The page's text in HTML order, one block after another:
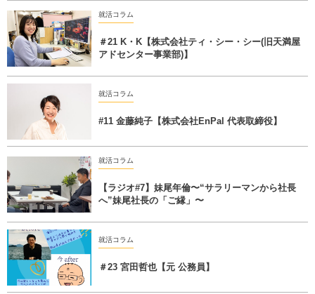
就活コラム
＃21 K・K【株式会社ティ・シー・シー(旧天満屋
アドセンター事業部)】
就活コラム
#11 金藤純子【株式会社EnPal 代表取締役】
就活コラム
【ラジオ#7】妹尾年倫〜“サラリーマンから社長
へ”妹尾社長の「ご縁」〜
就活コラム
＃23 宮田哲也【元 公務員】